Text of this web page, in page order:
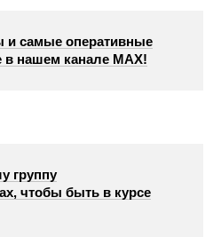
и самые оперативные
в нашем канале МАХ!
группу
чтобы быть в курсе